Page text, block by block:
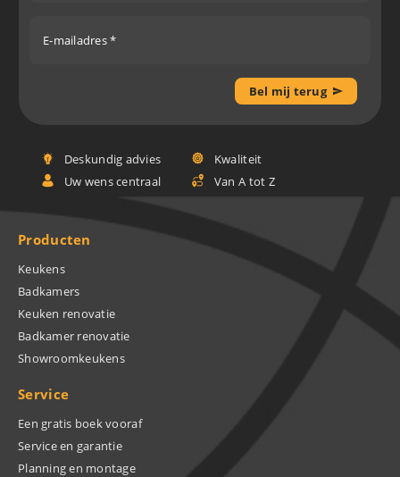
E-mailadres *
Bel mij terug
Deskundig advies
Kwaliteit
Uw wens centraal
Van A tot Z
Producten
Keukens
Badkamers
Keuken renovatie
Badkamer renovatie
Showroomkeukens
Service
Een gratis boek vooraf
Service en garantie
Planning en montage